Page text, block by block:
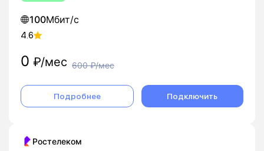
100Мбит/с
4.6
0 ₽/мес 600₽/мес
Подробнее Подключить
Ростелеком